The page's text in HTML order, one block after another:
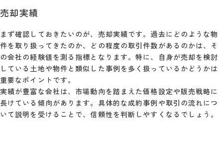
売却実績
まず確認しておきたいのが、売却実績です。過去にどのような物
件を取り扱ってきたのか、どの程度の取引件数があるのかは、そ
の会社の経験値を測る指標となります。特に、自身が売却を検討
している土地や物件と類似した事例を多く扱っているかどうかは
重要なポイントです。
実績が豊富な会社は、市場動向を踏まえた価格設定や販売戦略に
長けている傾向があります。具体的な成約事例や取引の流れにつ
いて説明を受けることで、信頼性を判断しやすくなるでしょう。